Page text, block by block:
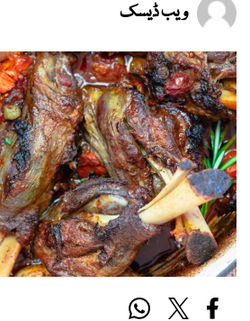
ویب ڈیسک